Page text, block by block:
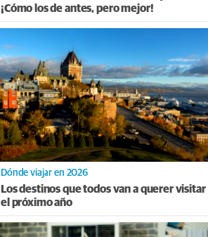
¡Cómo los de antes, pero mejor!
Dónde viajar en 2026
Los destinos que todos van a querer visitar
el próximo año